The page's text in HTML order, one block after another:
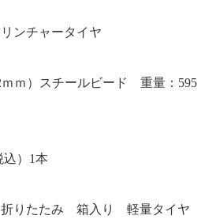
ンチャータイヤ
ｍｍ）スチールビード 重量：595
込）1本
りたたみ 箱入り 軽量タイヤ